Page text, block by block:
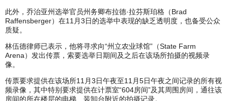
此外，乔治亚州选举官员州务卿布拉德·拉芬斯珀格（Brad
Raffensberger）在11月3日的选举中表现的缺乏透明度，也备受公众
质疑。
林伍德律师已表示，他将寻求向“州立农业球馆”（State Farm
Arena）发出传票，索要选举日期间及之后在该场所拍摄的视频录
像。
传票要求提供在该场所11月3日午夜至11月5日午夜之间记录的所有视
频录像，其中特别要求提供在计票室“604房间”及其周围房间，通往该
房间的所在楼层的电梯、装卸台附近的拍摄记录。